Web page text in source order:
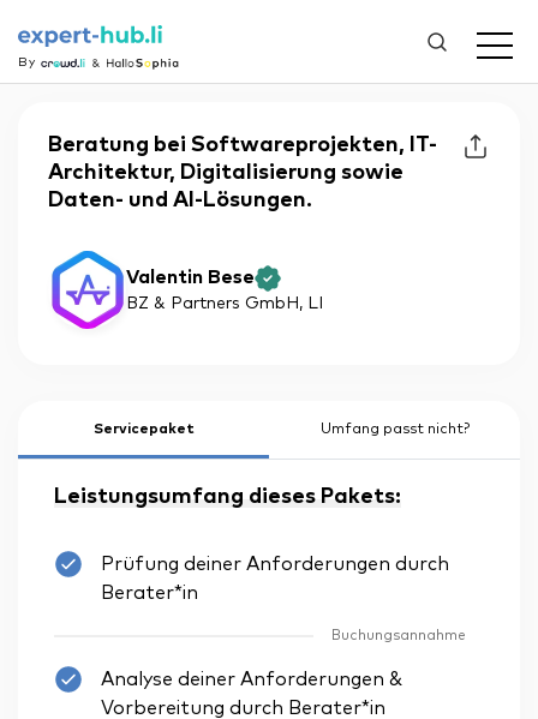
By
Beratung bei Softwareprojekten, IT-
Architektur, Digitalisierung sowie
Daten- und AI-Lösungen.
Valentin Bese
BZ & Partners GmbH , LI
Servicepaket Umfang passt nicht?
Leistungsumfang dieses Pakets:
Prüfung deiner Anforderungen durch
Berater*in
Buchungsannahme
Analyse deiner Anforderungen &
Vorbereitung durch Berater*in